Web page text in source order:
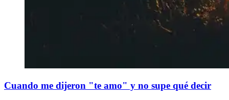
Cuando me dijeron "te amo" y no supe qué decir